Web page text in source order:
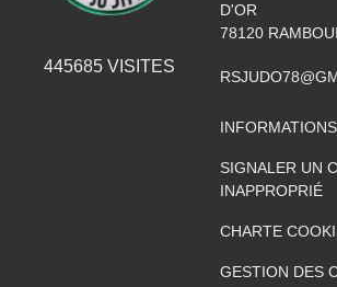
445685 VISITES
D'OR
78120
SIGNALER UN
INAPPROPRIÉ
CHARTE
GESTION DES